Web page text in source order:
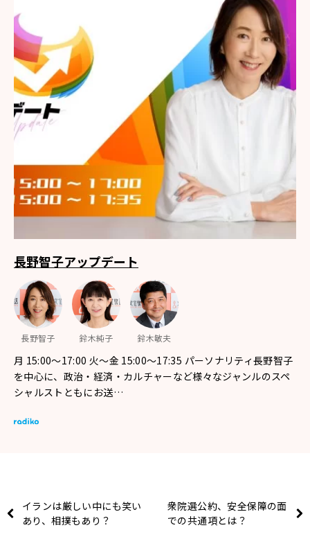
長野智子アップデート
長野智子 鈴木純子 鈴木敏夫
月 15:00～17:00 火～金 15:00～17:35 パーソナリティ長野智子
を中心に、政治・経済・カルチャーなど様々なジャンルのスペ
シャルストともにお送…
イランは厳しい中にも笑い
あり、相撲もあり？
衆院選公約、安全保障の面
での共通項とは？